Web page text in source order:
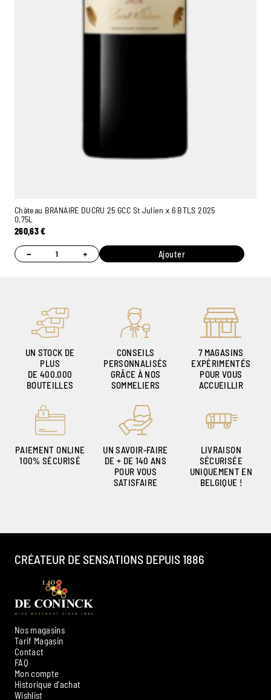
Château BRANAIRE DUCRU 25 GCC St Julien x 6 BTLS 2025
0,75L
260,63€
− + Ajouter
UN STOCK DE
PLUS
DE 400.000
BOUTEILLES
CONSEILS
PERSONNALISÉS
GRÂCE À NOS
SOMMELIERS
7 MAGASINS
EXPÉRIMENTÉS
POUR VOUS
ACCUEILLIR
PAIEMENT ONLINE
100% SÉCURISÉ
UN SAVOIR-FAIRE
DE + DE 140 ANS
POUR VOUS
SATISFAIRE
LIVRAISON
SÉCURISÉE
UNIQUEMENT EN
BELGIQUE !
Nos magasins
Tarif Magasin
Contact
FAQ
Mon compte
Historique d'achat
Wishlist
CRÉATEUR DE SENSATIONS DEPUIS 1886